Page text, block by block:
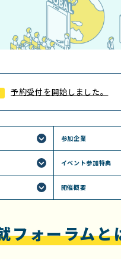
予約受付を開始しました。
参加企業
イベント参加特典
開催概要
フォーラムと